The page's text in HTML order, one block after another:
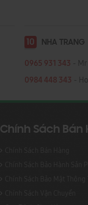
10 NHA TRANG
0965 931 343 -
0984 448 343 -
Chính Sách Bán